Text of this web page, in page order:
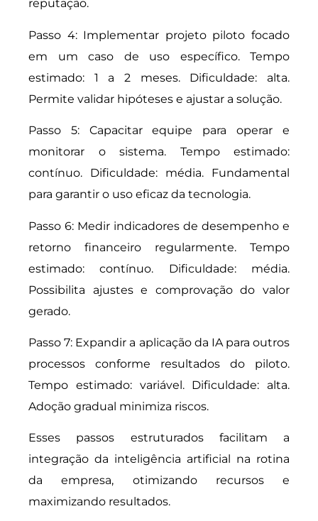
reputação.
Passo 4: Implementar projeto piloto focado
em um caso de uso específico. Tempo
estimado: 1 a 2 meses. Dificuldade: alta.
Permite validar hipóteses e ajustar a solução.
Passo 5: Capacitar equipe para operar e
monitorar o sistema. Tempo estimado:
contínuo. Dificuldade: média. Fundamental
para garantir o uso eficaz da tecnologia.
Passo 6: Medir indicadores de desempenho e
retorno financeiro regularmente. Tempo
estimado: contínuo. Dificuldade: média.
Possibilita ajustes e comprovação do valor
gerado.
Passo 7: Expandir a aplicação da IA para outros
processos conforme resultados do piloto.
Tempo estimado: variável. Dificuldade: alta.
Adoção gradual minimiza riscos.
Esses passos estruturados facilitam a
integração da inteligência artificial na rotina
da empresa, otimizando recursos e
maximizando resultados.